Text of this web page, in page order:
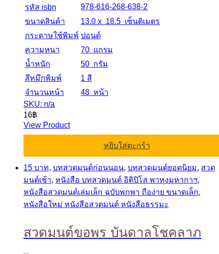
รหัส isbn
978-616-268-638-2
ขนาดสินค้า
13.0 x 18.5 เซ็นติเมตร
กระดาษใช้พิมพ์ ปอนด์
ความหนา
70 แกรม
น้ำหนัก
50 กรัม
สีหมึกพิมพ์
1 สี
จำนวนหน้า
48 หน้า
SKU: n/a
16฿
View Product
หยิบใส่ตะกร้า
15 บาท, บทสวดมนต์ก่อนนอน, บทสวดมนต์ยอดนิยม, สวด
มนต์เช้า, หนังสือ บทสวดมนต์ อิติปิโส พาหุงมหากาฯ,
หนังสือสวดมนต์เล่มเล็ก ฉบับพกพา ถือง่าย ขนาดเล็ก,
หนังสือใหม่ หนังสือสวดมนต์ หนังสือธรรมะ
สวดมนต์ขอพร บันดาลโชคลาภ